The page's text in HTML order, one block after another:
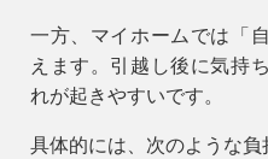
一方、マイホームでは「
えます。引越し後に気持
れが起きやすいです。
具体的には、次のような負